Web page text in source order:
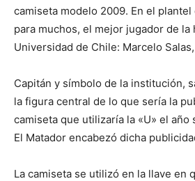
camiseta modelo 2009. En el
para muchos, el mejor jugador de la
Universidad de Chile: Marcelo
Capitán y símbolo de la institución,
la figura central de lo que sería la
camiseta que utilizaría la «U» el año
El Matador encabezó dicha
La camiseta se utilizó en la llave en